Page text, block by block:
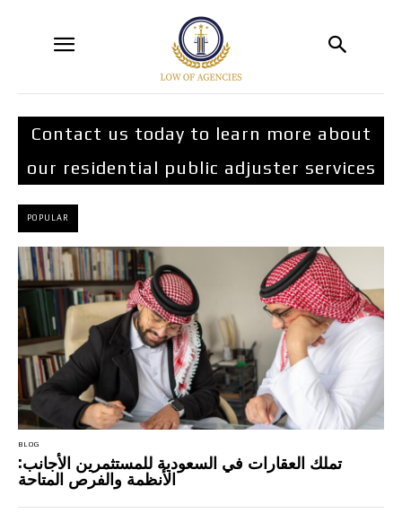
Contact us today to learn more about
our residential public adjuster services
POPULAR
BLOG
تملك العقارات في السعودية للمستثمرين الأجانب:
الأنظمة والفرص المتاحة